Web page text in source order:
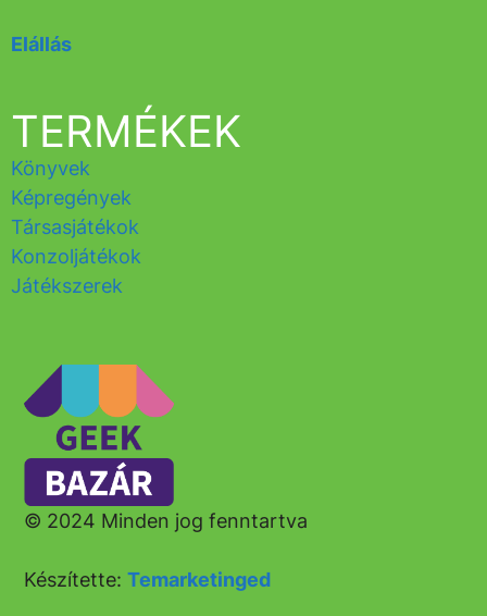
© 2024 Minden jog fenntartva
Készítette:Temarketinged
TERMÉKEK
Könyvek
Képregények
Társasjátékok
Konzoljátékok
Játékszerek
Elállás